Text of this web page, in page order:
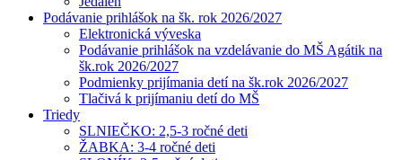
Podávanie prihlášok na šk. rok 2026/2027
Elektronická výveska
Podávanie prihlášok na vzdelávanie do MŠ Agátik na
šk.rok 2026/2027
Podmienky prijímania detí na šk.rok 2026/2027
Tlačivá k prijímaniu detí do MŠ
Triedy
SLNIEČKO: 2,5-3 ročné deti
ŽABKA: 3-4 ročné deti